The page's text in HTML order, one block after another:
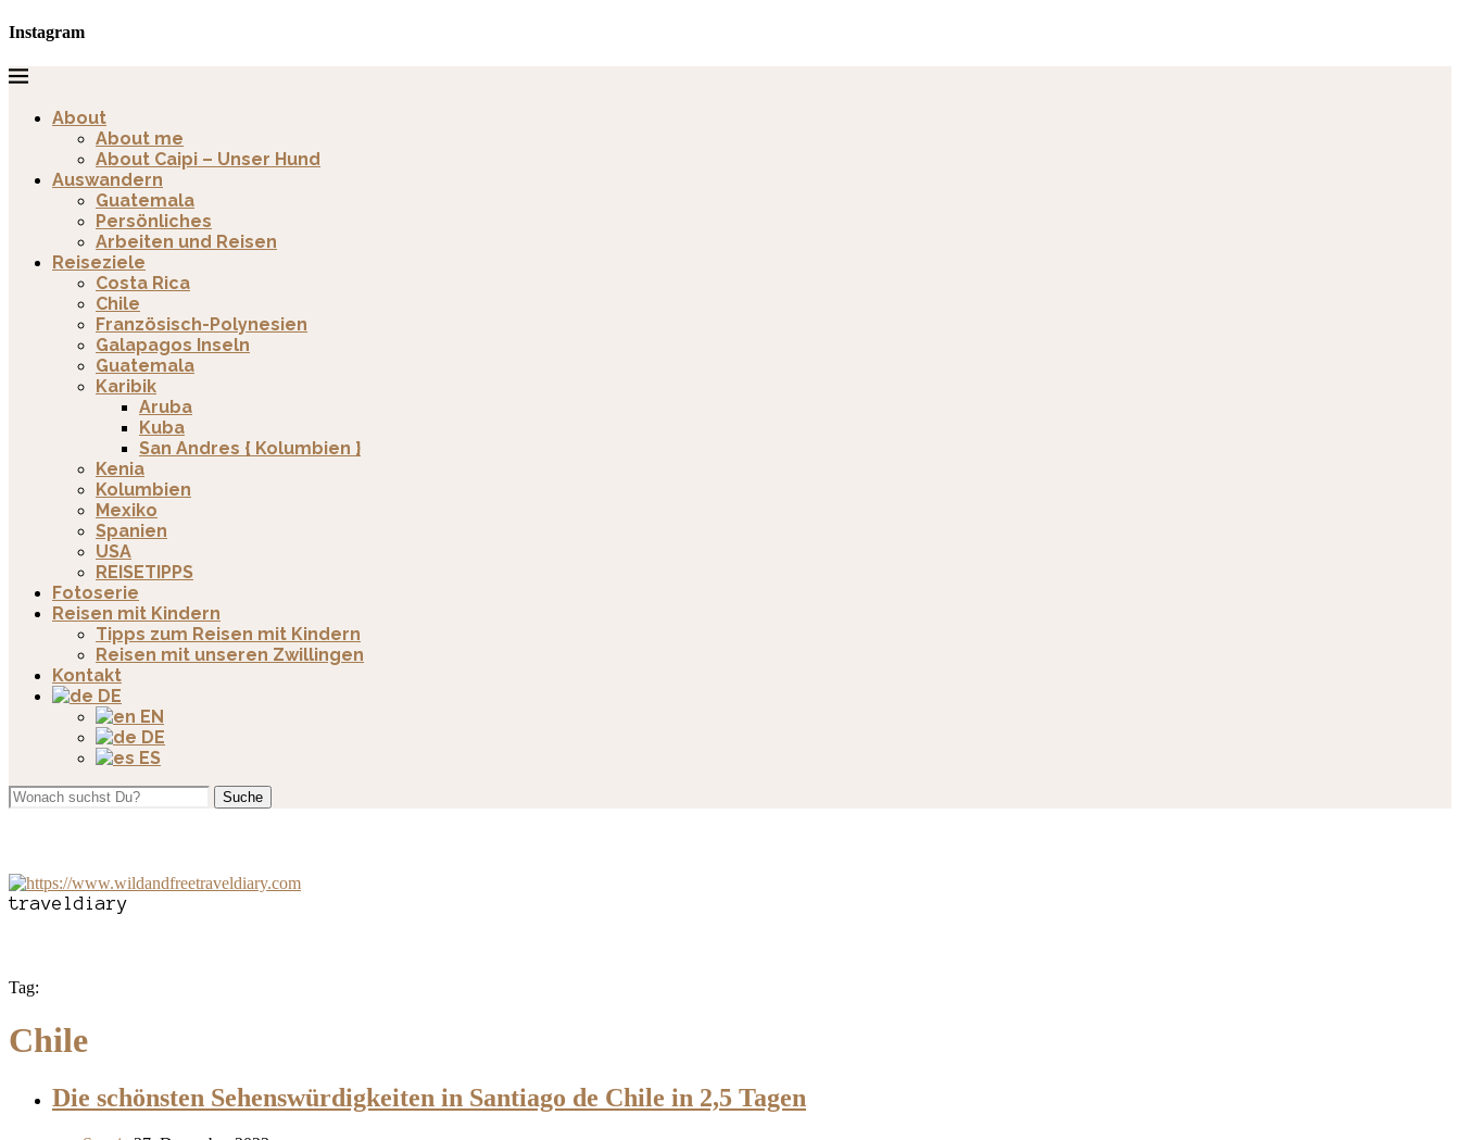
Instagram
About
About me
About Caipi – Unser Hund
Auswandern
Guatemala
Persönliches
Arbeiten und Reisen
Reiseziele
Costa Rica
Chile
Französisch-Polynesien
Galapagos Inseln
Guatemala
Karibik
Aruba
Kuba
San Andres { Kolumbien }
Kenia
Kolumbien
Mexiko
Spanien
USA
REISETIPPS
Fotoserie
Reisen mit Kindern
Tipps zum Reisen mit Kindern
Reisen mit unseren Zwillingen
Kontakt
DE
EN
DE
ES
Suche
traveldiary
Tag:
Chile
Die schönsten Sehenswürdigkeiten in Santiago de Chile in 2,5 Tagen